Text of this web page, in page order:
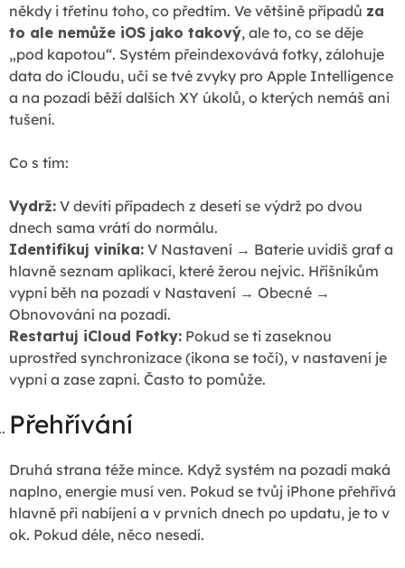
někdy i třetinu toho, co předtím. Ve většině případů za
to ale nemůže iOS jako takový, ale to, co se děje
„pod kapotou“. Systém přeindexovává fotky, zálohuje
data do iCloudu, učí se tvé zvyky pro Apple Intelligence
a na pozadí běží dalších XY úkolů, o kterých nemáš ani
tušení.
Co s tím:
Vydrž: V devíti případech z deseti se výdrž po dvou
dnech sama vrátí do normálu.
Identifikuj viníka: V Nastavení → Baterie uvidíš graf a
hlavně seznam aplikací, které žerou nejvíc. Hříšníkům
vypni běh na pozadí v Nastavení → Obecné →
Obnovování na pozadí.
Restartuj iCloud Fotky: Pokud se ti zaseknou
uprostřed synchronizace (ikona se točí), v nastavení je
vypni a zase zapni. Často to pomůže.
Přehřívání
Druhá strana téže mince. Když systém na pozadí maká
naplno, energie musí ven. Pokud se tvůj iPhone přehřívá
hlavně při nabíjení a v prvních dnech po updatu, je to v
ok. Pokud déle, něco nesedí.